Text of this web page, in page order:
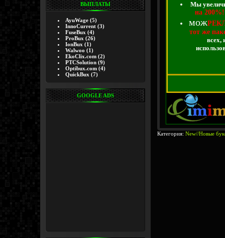
ВЫПЛАТЫ
AyuWage (5)
InnoCurrent (3)
FuseBux (4)
ProBux (26)
IonBux (1)
Walwoo (1)
EkoClix.com (2)
PTCSolution (9)
Optibux.com (4)
QuickBux (7)
GOOGLE ADS
Мы
на 200%!
мож
тот же
всех,
Категория: New//Новые